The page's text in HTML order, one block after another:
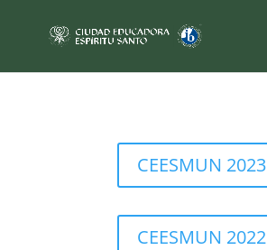
CEESMUN 2023
CEESMUN 2022